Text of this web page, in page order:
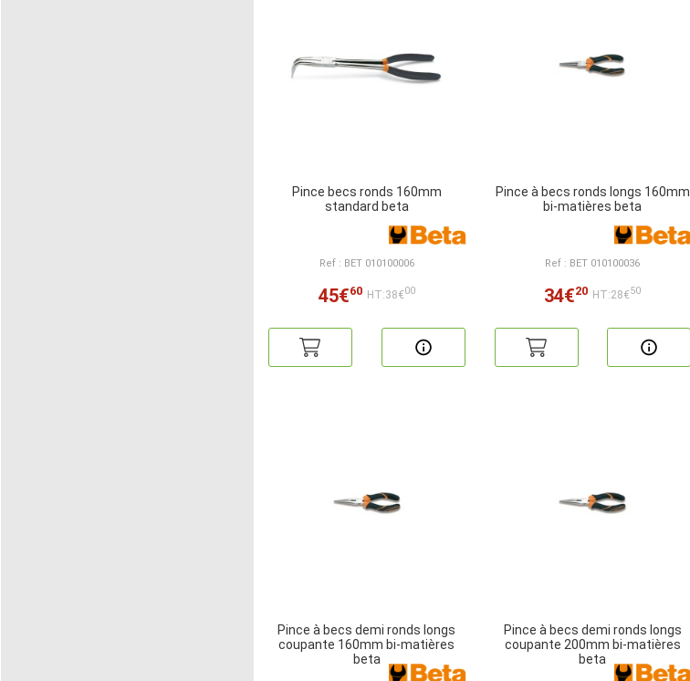
Pince becs ronds 160mm
standard beta
Ref : BET 010100006
45€60 HT:38€00
Pince à becs ronds longs 160mm
bi-matières beta
Ref : BET 010100036
34€20 HT:28€50
Pince à becs demi ronds longs
coupante 160mm bi-matières
beta
Pince à becs demi ronds longs
coupante 200mm bi-matières
beta